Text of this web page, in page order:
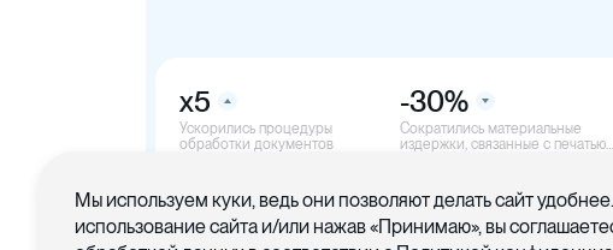
x5
Ускорились процедуры
обработки документов
-30%
Cократились материальные
издержки, связанные с печатью
Мы используем куки, ведь они позволяют делать сайт
использование сайта и/или нажав «Принимаю», вы